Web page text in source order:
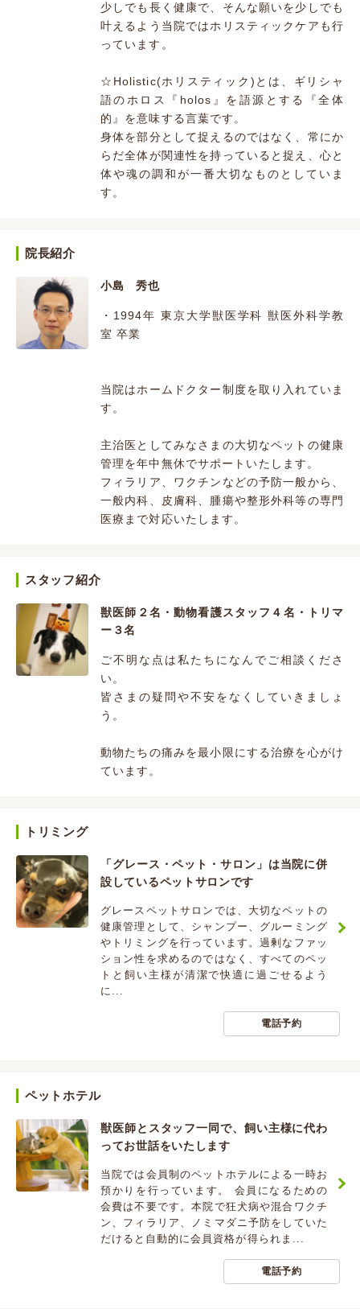
少しでも長く健康で、そんな願いを少しでも
叶えるよう当院ではホリスティックケアも行
っています。
☆Holistic(ホリスティック)とは、ギリシャ
語のホロス『holos』を語源とする『全体
的』を意味する言葉です。
身体を部分として捉えるのではなく、常にか
らだ全体が関連性を持っていると捉え、心と
体や魂の調和が一番大切なものとしていま
す。
院長紹介
小島 秀也
・1994年 東京大学獣医学科 獣医外科学教
室 卒業
当院はホームドクター制度を取り入れていま
す。
主治医としてみなさまの大切なペットの健康
管理を年中無休でサポートいたします。
フィラリア、ワクチンなどの予防一般から、
一般内科、皮膚科、腫瘍や整形外科等の専門
医療まで対応いたします。
スタッフ紹介
獣医師２名・動物看護スタッフ４名・トリマ
ー３名
ご不明な点は私たちになんでご相談くださ
い。
皆さまの疑問や不安をなくしていきましょ
う。
動物たちの痛みを最小限にする治療を心がけ
ています。
トリミング
「グレース・ペット・サロン」は当院に併
設しているペットサロンです
グレースペットサロンでは、大切なペットの
健康管理として、シャンプー、グルーミング
やトリミングを行っています。過剰なファッ
ション性を求めるのではなく、すべてのペッ
トと飼い主様が清潔で快適に過ごせるよう
に...
電話予約
ペットホテル
獣医師とスタッフ一同で、飼い主様に代わ
ってお世話をいたします
当院では会員制のペットホテルによる一時お
預かりを行っています。 会員になるための
会費は不要です。本院で狂犬病や混合ワクチ
ン、フィラリア、ノミマダニ予防をしていた
だけると自動的に会員資格が得られま...
電話予約